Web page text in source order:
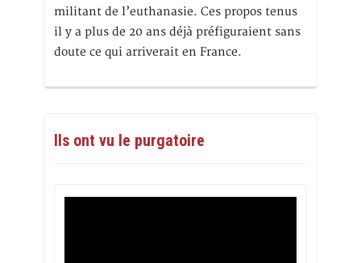
militant de l’euthanasie. Ces propos tenus
il y a plus de 20 ans déjà préfiguraient sans
doute ce qui arriverait en France.
Ils ont vu le purgatoire